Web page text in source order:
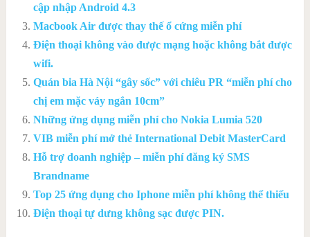
cập nhập Android 4.3
Macbook Air được thay thế ổ cứng miễn phí
Điện thoại không vào được mạng hoặc không bắt được
wifi.
Quán bia Hà Nội “gây sốc” với chiêu PR “miễn phí cho
chị em mặc váy ngắn 10cm”
Những ứng dụng miễn phí cho Nokia Lumia 520
VIB miễn phí mở thẻ International Debit MasterCard
Hỗ trợ doanh nghiệp – miễn phí đăng ký SMS
Brandname
Top 25 ứng dụng cho Iphone miễn phí không thể thiếu
Điện thoại tự dưng không sạc được PIN.